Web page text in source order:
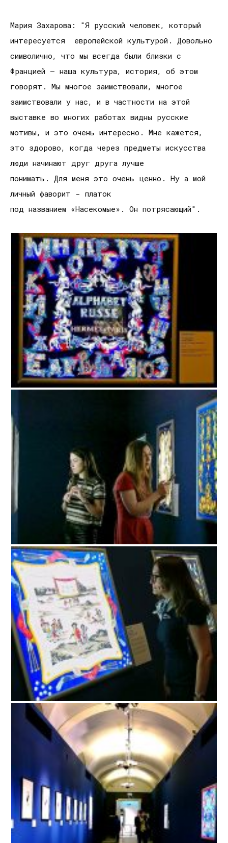
Мария Захарова: "Я русский человек, который
интересуется европейской культурой. Довольно
символично, что мы всегда были близки с
Францией – наша культура, история, об этом
говорят. Мы многое заимствовали, многое
заимствовали у нас, и в частности на этой
выставке во многих работах видны русские
мотивы, и это очень интересно. Мне кажется,
это здорово, когда через предметы искусства
люди начинают друг друга лучше
понимать. Для меня это очень ценно. Ну а мой
личный фаворит - платок
под названием «Насекомые». Он потрясающий".